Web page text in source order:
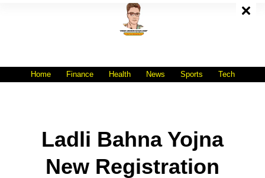
Home Finance Health News Sports Tech
Ladli Bahna Yojna
New Registration